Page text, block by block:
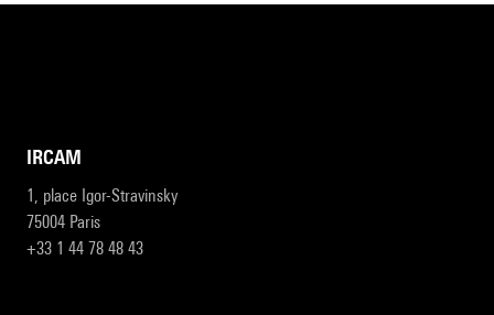
IRCAM
1, place Igor-Stravinsky
75004 Paris
+33 1 44 78 48 43